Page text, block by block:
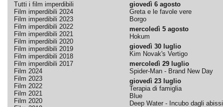
Tutti i film imperdibili
Film imperdibili 2024
Film imperdibili 2023
Film imperdibili 2022
Film imperdibili 2021
Film imperdibili 2020
Film imperdibili 2019
Film imperdibili 2018
Film imperdibili 2017
Film 2024
Film 2023
Film 2022
Film 2021
Film 2020
giovedì 6 agosto
Greta e le favole vere
Borgo
mercoledì 5 agosto
Hokum
giovedì 30 luglio
Kim Novak's Vertigo
mercoledì 29 luglio
Spider-Man - Brand New Day
giovedì 23 luglio
Terapia di famiglia
Blue
Deep Water - Incubo dagli abissi